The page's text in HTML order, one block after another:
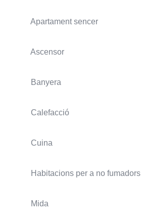
Apartament sencer
Ascensor
Banyera
Calefacció
Cuina
Habitacions per a no fumadors
Mida